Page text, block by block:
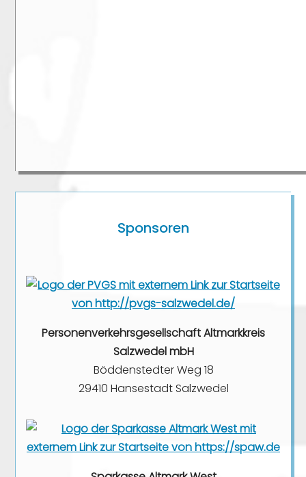
Sponsoren
Personenverkehrsgesellschaft Altmarkkreis
Salzwedel mbH
Böddenstedter Weg 18
29410 Hansestadt Salzwedel